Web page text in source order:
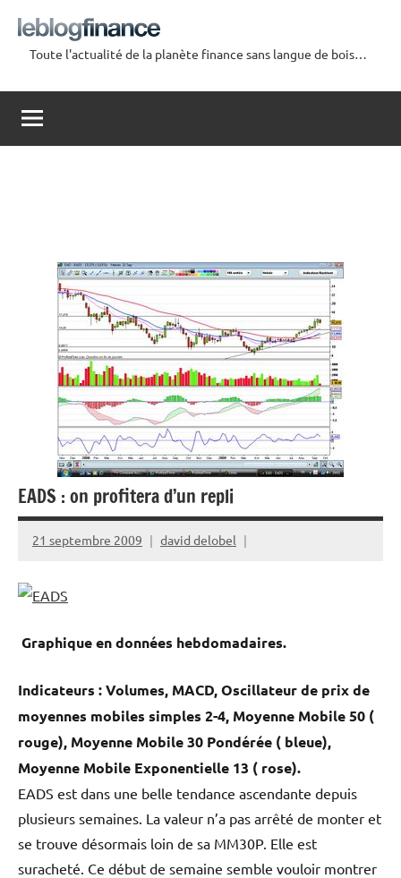
contenu
Blog
Finance
Toute l'actualité de la planète finance sans langue de bois…
EADS : on profitera d’un repli
21 septembre 2009 david delobel
Graphique en données hebdomadaires.
Indicateurs : Volumes, MACD, Oscillateur de prix de
moyennes mobiles simples 2-4, Moyenne Mobile 50 (
rouge), Moyenne Mobile 30 Pondérée ( bleue),
Moyenne Mobile Exponentielle 13 ( rose).
EADS est dans une belle tendance ascendante depuis
plusieurs semaines. La valeur n’a pas arrêté de monter et
se trouve désormais loin de sa MM30P. Elle est
suracheté. Ce début de semaine semble vouloir montrer